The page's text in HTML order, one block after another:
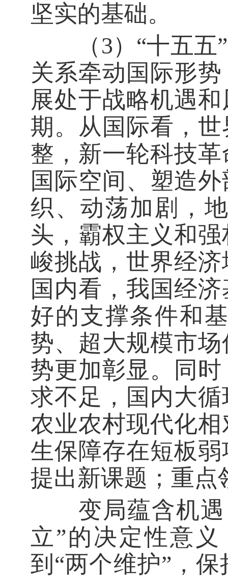
坚实的基础。
（3）“十五五”
关系牵动国际形
展处于战略机遇
期。从国际看，
整，新一轮科技
国际空间、塑造
织、动荡加剧，
头，霸权主义和
峻挑战，世界经
国内看，我国经
好的支撑条件和
势、超大规模市
势更加彰显。同
求不足，国内大
农业农村现代化
生保障存在短板
提出新课题；重点
变局蕴含机遇
立”的决定性意
到“两个维护”，